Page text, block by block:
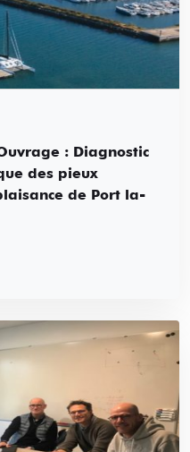
: Diagnostic
des pieux
de Port la-